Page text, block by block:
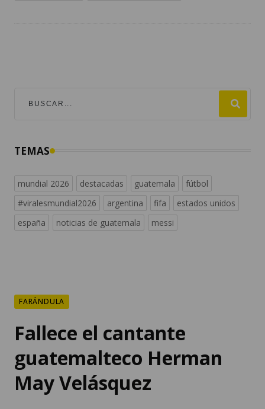
TEMAS
mundial 2026 destacadas guatemala
fútbol
#viralesmundial2026
argentina fifa
estados unidos
españa
noticias de guatemala messi
FARÁNDULA
Fallece el cantante
guatemalteco Herman
May Velásquez